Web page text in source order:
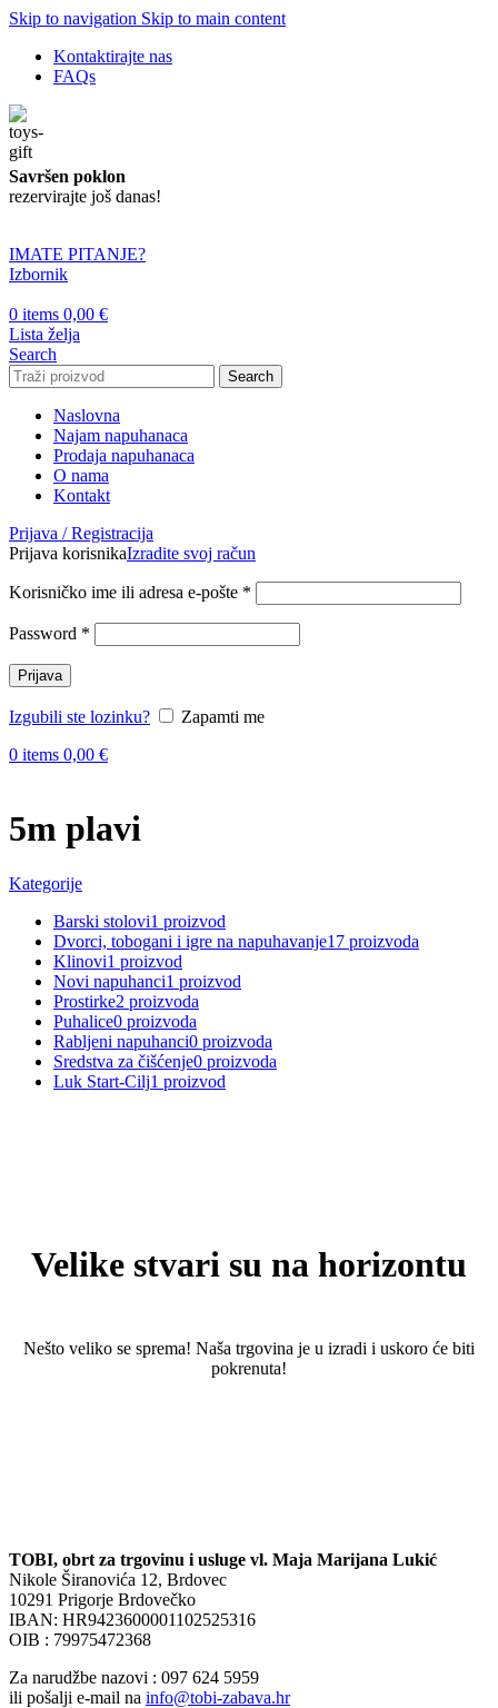
Skip to navigation Skip to main content
Kontaktirajte nas
FAQs
Savršen poklon
rezervirajte još danas!
IMATE PITANJE?
Izbornik
0 items 0,00 €
Lista želja
Search
Search
Naslovna
Najam napuhanaca
Prodaja napuhanaca
O nama
Kontakt
Prijava / Registracija
Prijava korisnikaIzradite svoj račun
Korisničko ime ili adresa e-pošte *
Password *
Prijava
Izgubili ste lozinku?
Zapamti me
0 items 0,00 €
5m plavi
Kategorije
Barski stolovi1 proizvod
Dvorci, tobogani i igre na napuhavanje17 proizvoda
Klinovi1 proizvod
Novi napuhanci1 proizvod
Prostirke2 proizvoda
Puhalice0 proizvoda
Rabljeni napuhanci0 proizvoda
Sredstva za čišćenje0 proizvoda
Luk Start-Cilj1 proizvod
Velike stvari su na horizontu
Nešto veliko se sprema! Naša trgovina je u izradi i uskoro će biti
pokrenuta!
TOBI, obrt za trgovinu i usluge vl. Maja Marijana Lukić
Nikole Širanovića 12, Brdovec
10291 Prigorje Brdovečko
IBAN: HR9423600001102525316
OIB : 79975472368
Za narudžbe nazovi : 097 624 5959
ili pošalji e-mail na info@tobi-zabava.hr